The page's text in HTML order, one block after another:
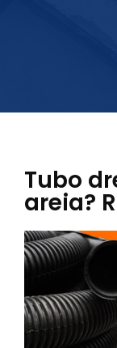
Tubo
areia?